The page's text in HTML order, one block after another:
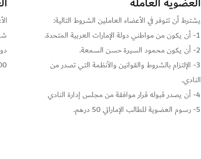
يشترط أن تتوفر في الأعضاء العاملين الشروط التالية:
1- أن يكون من مواطني دولة الإمارات العربية المتحدة.
2- أن يكون محمود السيرة حسن السمعة.
3- الإلتزام بالشروط والقوانين والأنظمة التي تصدر من
النادي.
4- أن يصدر قبوله قرار موافقة من مجلس إدارة النادي
5- رسوم العضوية للطالب الإماراتي 50 درهم.